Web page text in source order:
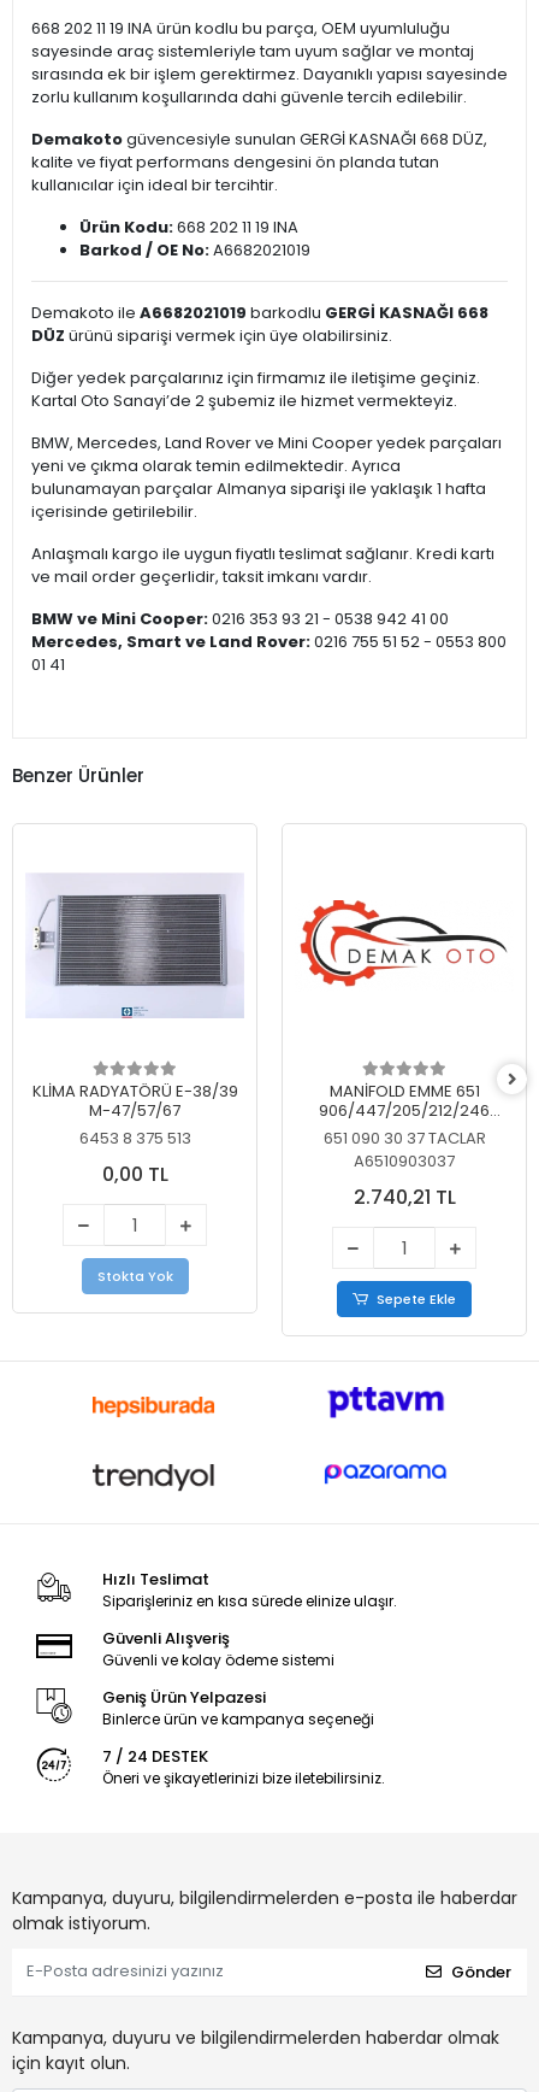
668 202 11 19 INA ürün kodlu bu parça, OEM uyumluluğu
sayesinde araç sistemleriyle tam uyum sağlar ve montaj
sırasında ek bir işlem gerektirmez. Dayanıklı yapısı sayesinde
zorlu kullanım koşullarında dahi güvenle tercih edilebilir.
Demakotogüvencesiyle sunulan GERGİ KASNAĞI 668 DÜZ,
kalite ve fiyat performans dengesini ön planda tutan
kullanıcılar için ideal bir tercihtir.
Ürün Kodu:668 202 11 19 INA
Barkod / OE No:A6682021019
Demakoto ile A6682021019 barkodlu GERGİ KASNAĞI 668
DÜZ ürünü siparişi vermek için üye olabilirsiniz.
Diğer yedek parçalarınız için firmamız ile iletişime geçiniz.
Kartal Oto Sanayi’de 2 şubemiz ile hizmet vermekteyiz.
BMW, Mercedes, Land Rover ve Mini Cooper yedek parçaları
yeni ve çıkma olarak temin edilmektedir. Ayrıca
bulunamayan parçalar Almanya siparişi ile yaklaşık 1 hafta
içerisinde getirilebilir.
Anlaşmalı kargo ile uygun fiyatlı teslimat sağlanır. Kredi kartı
ve mail order geçerlidir, taksit imkanı vardır.
BMW ve Mini Cooper:0216 353 93 21 - 0538 942 41 00
Mercedes, Smart ve Land Rover:0216 755 51 52 - 0553 800
01 41
Benzer Ürünler
KLİMA RADYATÖRÜ E-38/39
M-47/57/67
6453 8 375 513
0,00 TL
Stokta Yok
MANİFOLD EMME 651
906/447/205/212/246
KELEBEKSİZ
651 090 30 37 TACLAR
A6510903037
2.740,21 TL
Sepete Ekle
Hızlı Teslimat
Siparişleriniz en kısa sürede elinize ulaşır.
Güvenli Alışveriş
Güvenli ve kolay ödeme sistemi
Geniş Ürün Yelpazesi
Binlerce ürün ve kampanya seçeneği
7 / 24 DESTEK
Öneri ve şikayetlerinizi bize iletebilirsiniz.
Kampanya, duyuru, bilgilendirmelerden e-posta ile haberdar
olmak istiyorum.
Gönder
Kampanya, duyuru ve bilgilendirmelerden haberdar olmak
için kayıt olun.